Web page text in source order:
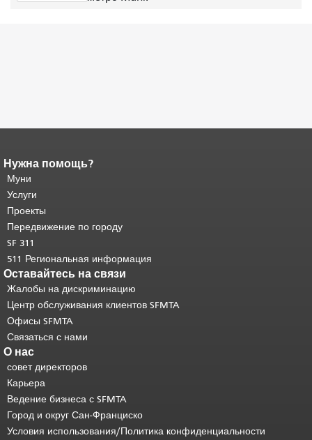
Конец содержимого
страницы.
страницы повторяется на каждой
странице.
основного содержимого .
Нужна помощь?
Муни
Услуги
Проекты
Передвижение по городу
SF 311
511 Региональная информация
Оставайтесь на связи
Жалобы на дискриминацию
Центр обслуживания клиентов SFMTA
Офисы SFMTA
Связаться с нами
О нас
совет директоров
Карьера
Ведение бизнеса с SFMTA
Город и округ Сан-Франциско
Условия использования/Политика конфиденциальности